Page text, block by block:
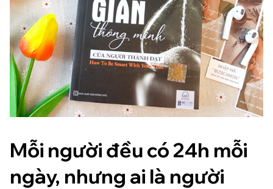
Mỗi người đều có 24h mỗi
ngày, nhưng ai là người